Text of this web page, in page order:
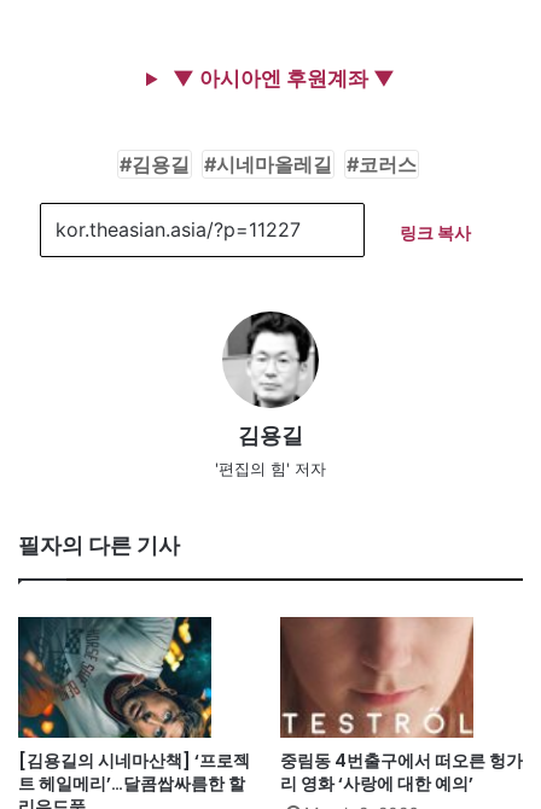
▼ 아시아엔 후원계좌 ▼
김용길 시네마올레길 코러스
링크 복사
김용길
'편집의 힘' 저자
필자의 다른 기사
[김용길의 시네마산책] ‘프로젝
트 헤일메리’…달콤쌉싸름한 할
중림동 4번출구에서 떠오른 헝가
리 영화 ‘사랑에 대한 예의’